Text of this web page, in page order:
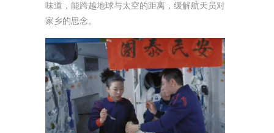
味道，能跨越地球与太空的距离，缓解航天员对
家乡的思念。